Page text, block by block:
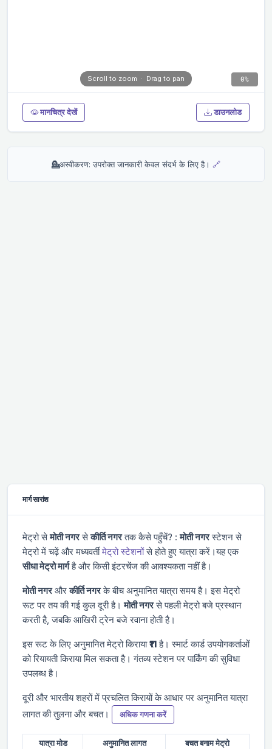
0%
Scroll to zoom · Drag to pan
मानचित्र देखें डाउनलोड
💁अस्वीकरण: उपरोक्त जानकारी केवल संदर्भ के लिए है। 🔗
मार्ग सारांश
मेट्रो सेमोती नगरसेकीर्ति नगरतक कैसे पहुँचें? :मोती नगरस्टेशन से
मेट्रो में चढ़ें औरमध्यवर्तीमेट्रो स्टेशनोंसे होते हुए यात्रा करें।यह एक
सीधा मेट्रो मार्गहै और किसी इंटरचेंज की आवश्यकता नहीं है।
मोती नगरऔरकीर्ति नगरके बीच अनुमानित यात्रा समयहै। इस मेट्रो
रूट पर तय की गई कुल दूरीहै।मोती नगरसे पहली मेट्रोबजे प्रस्थान
करती है, जबकि आखिरी ट्रेनबजे रवाना होती है।
इस रूट के लिए अनुमानित मेट्रो किराया₹11है। स्मार्ट कार्ड उपयोगकर्ताओं
को रियायती किराया मिल सकता है। गंतव्य स्टेशन पर पार्किंग की सुविधा
उपलब्ध है।
दूरी और भारतीय शहरों में प्रचलित किरायों के आधार पर अनुमानित यात्रा
लागत की तुलना और बचत।
अधिक गणना करें
यात्रा मोड अनुमानित लागत बचत बनाम मेट्रो